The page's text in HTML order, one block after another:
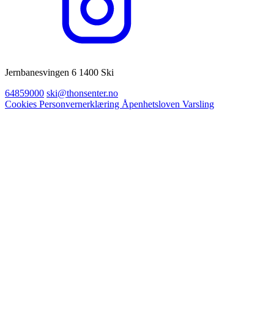
Jernbanesvingen 6 1400 Ski
64859000 ski@thonsenter.no
Cookies Personvernerklæring Åpenhetsloven Varsling